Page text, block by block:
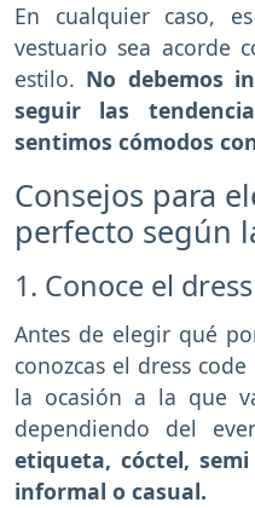
En cualquier caso,
vestuario sea acorde
estilo. No debemos
seguir las
sentimos cómodos
Consejos para
perfecto según
1. Conoce el
Antes de elegir qué
conozcas el dress
la ocasión a la que
dependiendo del
etiqueta, cóctel,
informal o casual.